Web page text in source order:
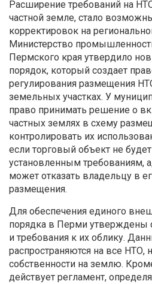
Расширение требований на
частной земле, стало
корректировок на
Министерство
Пермского края утвердило
порядок, который создает
регулирования размещения
земельных участках. У
право принимать решение о
частных землях в схему
контролировать их
если торговый объект не
установленным требованиям,
может отказать владельцу в
размещения.
Для обеспечения единого
порядка в Перми утверждены
и требования к их облику.
распространяются на все
собственности на землю.
действует регламент,